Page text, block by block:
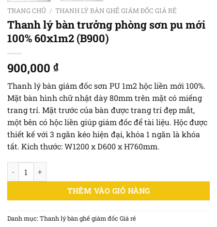
TRANG CHỦ / THANH LÝ BÀN GHẾ GIÁM ĐỐC GIÁ RẺ
Thanh lý bàn trưởng phòng sơn pu mới
100% 60x1m2 (B900)
900,000 ₫
Thanh lý bàn giám đốc sơn PU 1m2 hộc liền mới 100%.
Mặt bàn hình chữ nhật dày 80mm trên mặt có miếng
trang trí. Mặt trước của bàn được trang trí đẹp mắt,
một bên có hộc liền giúp giám đốc để tài liệu. Hộc được
thiết kế với 3 ngăn kéo hiện đại, khóa 1 ngăn là khóa
tất. Kích thước: W1200 x D600 x H760mm.
Thanh lý bàn trưởng phòng sơn pu mới 100% 60x1m2 (B900)
THÊM VÀO GIỎ HÀNG
Danh mục:Thanh lý bàn ghế giám đốc Giá rẻ